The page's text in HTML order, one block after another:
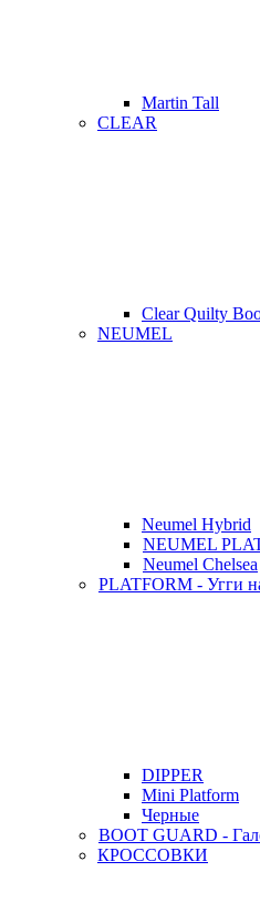
Martin Tall
CLEAR
Clear Quilty
NEUMEL
Neumel Hybrid
NEUMEL
Neumel Chelsea
PLATFORM - Угги
DIPPER
Mini Platform
Черные
BOOT GUARD -
КРОССОВКИ